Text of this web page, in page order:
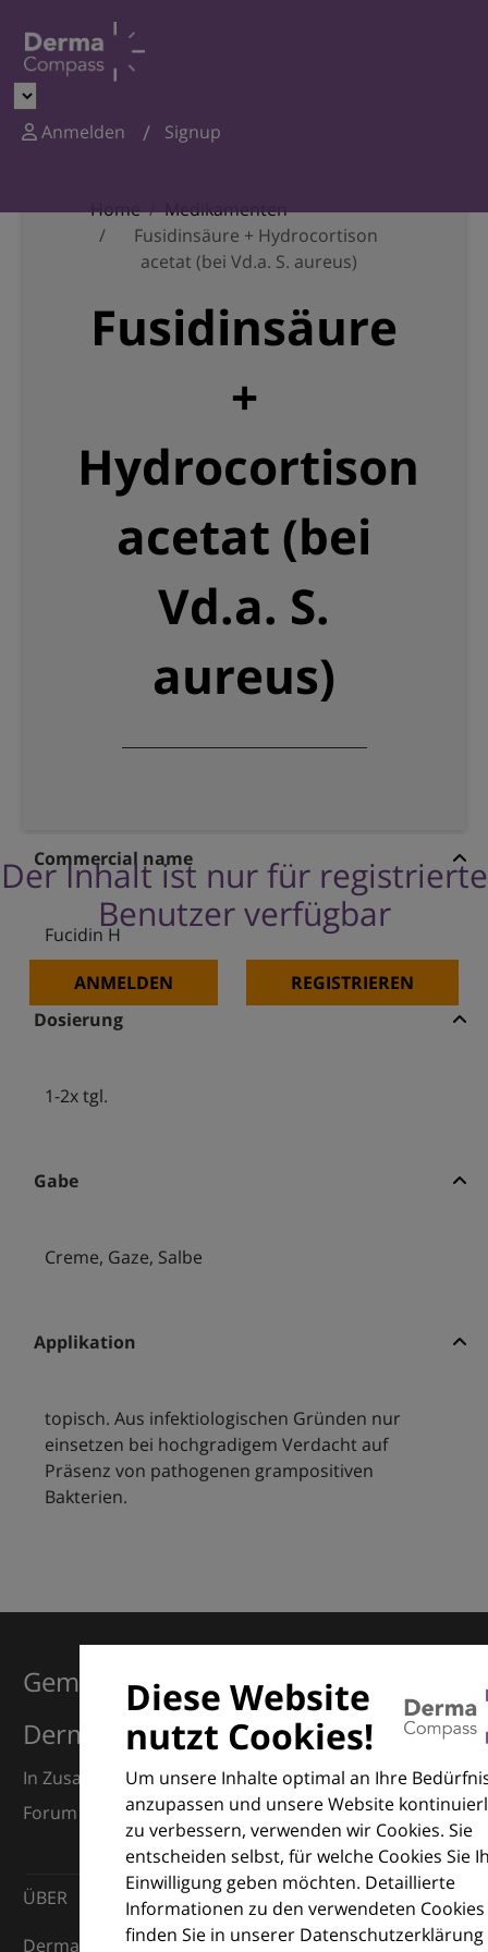
Anmelden Signup
Home
Medikamenten
Fusidinsäure + Hydrocortison
acetat (bei Vd.a. S. aureus)
Fusidinsäure
+
Hydrocortison
acetat (bei
Vd.a. S.
aureus)
Der Inhalt ist nur für registrierte
Benutzer verfügbar
ANMELDEN REGISTRIEREN
Commercial name
Fucidin H
Dosierung
1-2x tgl.
Gabe
Creme, Gaze, Salbe
Applikation
topisch. Aus infektiologischen Gründen nur
einsetzen bei hochgradigem Verdacht auf
Präsenz von pathogenen grampositiven
Bakterien.
Diese Website
nutzt Cookies!
Um unsere Inhalte optimal an Ihre
anzupassen und unsere Website
zu verbessern, verwenden wir Cookies. Sie
entscheiden selbst, für welche Cookies Sie
Einwilligung geben möchten. Detaillierte
Informationen zu den verwendeten Cookies
finden Sie in unserer Datenschutzerklärung
Gemeinsam für Exzellenz in der
Dermatologie
In Zusammenarbeit mit dem European Dermatology
Forum (EDF) und Euroderm Excellence
ÜBER
DermaCompass ist Ihr digitaler Kompass für die